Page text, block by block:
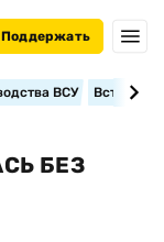
Поддержать
ВСУ
БЕЗ